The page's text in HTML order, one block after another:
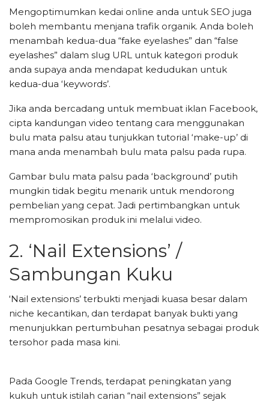
Mengoptimumkan kedai online anda untuk SEO juga
boleh membantu menjana trafik organik. Anda boleh
menambah kedua-dua “fake eyelashes” dan “false
eyelashes” dalam slug URL untuk kategori produk
anda supaya anda mendapat kedudukan untuk
kedua-dua ‘keywords’.
Jika anda bercadang untuk membuat iklan Facebook,
cipta kandungan video tentang cara menggunakan
bulu mata palsu atau tunjukkan tutorial ‘make-up’ di
mana anda menambah bulu mata palsu pada rupa.
Gambar bulu mata palsu pada ‘background’ putih
mungkin tidak begitu menarik untuk mendorong
pembelian yang cepat. Jadi pertimbangkan untuk
mempromosikan produk ini melalui video.
2. ‘Nail Extensions’ /
Sambungan Kuku
‘Nail extensions’ terbukti menjadi kuasa besar dalam
niche kecantikan, dan terdapat banyak bukti yang
menunjukkan pertumbuhan pesatnya sebagai produk
tersohor pada masa kini.
Pada Google Trends, terdapat peningkatan yang
kukuh untuk istilah carian “nail extensions” sejak